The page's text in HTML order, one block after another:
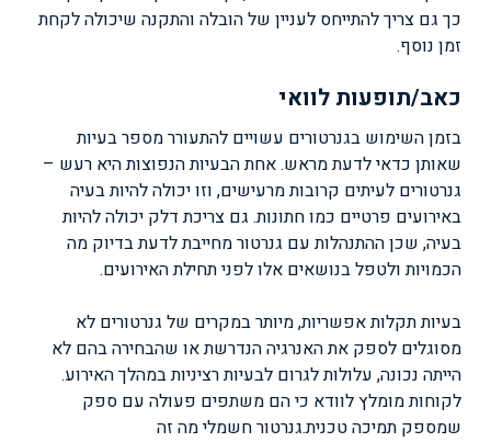
כך גם צריך להתייחס לעניין של הובלה והתקנה שיכולה לקחת
זמן נוסף.
כאב/תופעות לוואי
בזמן השימוש בגנרטורים עשויים להתעורר מספר בעיות
שאותן כדאי לדעת מראש. אחת הבעיות הנפוצות היא רעש –
גנרטורים לעיתים קרובות מרעישים, וזו יכולה להיות בעיה
באירועים פרטיים כמו חתונות. גם צריכת דלק יכולה להיות
בעיה, שכן ההתנהלות עם גנרטור מחייבת לדעת בדיוק מה
הכמויות ולטפל בנושאים אלו לפני תחילת האירועים.
בעיות תקלות אפשריות, מיותר במקרים של גנרטורים לא
מסוגלים לספק את האנרגיה הנדרשת או שהבחירה בהם לא
הייתה נכונה, עלולות לגרום לבעיות רציניות במהלך האירוע.
לקוחות מומלץ לוודא כי הם משתפים פעולה עם ספק
שמספק תמיכה טכנית.גנרטור חשמלי מה זה